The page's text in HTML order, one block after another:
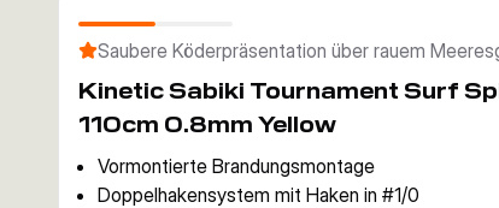
Saubere Köderpräsentation über rauem
Kinetic Sabiki Tournament Surf
110cm 0.8mm Yellow
Vormontierte Brandungsmontage
Doppelhakensystem mit Haken in #1/0